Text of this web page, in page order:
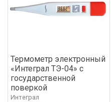
Термометр электронный
«Интеграл ТЭ-04» с
государственной
поверкой
Интеграл